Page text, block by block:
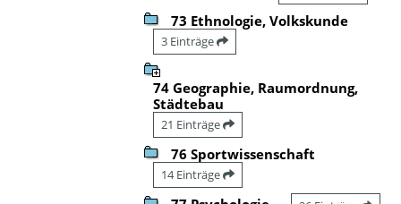
73 Ethnologie, Volkskunde
3 Einträge
74 Geographie, Raumordnung,
Städtebau
21 Einträge
76 Sportwissenschaft
14 Einträge